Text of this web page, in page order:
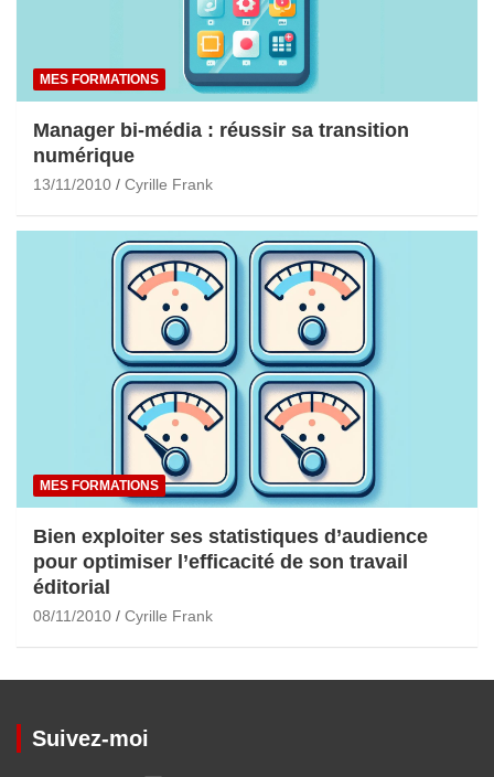
MES FORMATIONS
Manager bi-média : réussir sa transition
numérique
13/11/2010 Cyrille Frank
MES FORMATIONS
Bien exploiter ses statistiques d’audience
pour optimiser l’efficacité de son travail
éditorial
08/11/2010 Cyrille Frank
Suivez-moi